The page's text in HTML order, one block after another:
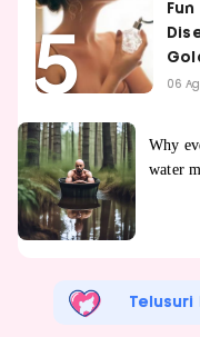
06
Telusuri